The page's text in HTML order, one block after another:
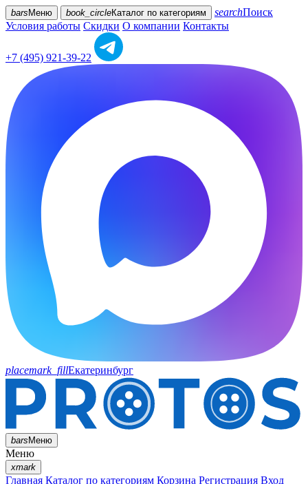
bars Меню book_circleКаталог по категориям searchПоиск
Условия работы Скидки О компании Контакты
+7 (495) 921-39-22
placemark_fillЕкатеринбург
barsМеню
Меню
xmark
Главная Каталог по категориям Корзина Регистрация Вход